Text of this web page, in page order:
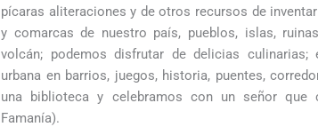
pícaras aliteraciones y de otros recursos de
y comarcas de nuestro país, pueblos, islas,
volcán; podemos disfrutar de delicias culinarias;
urbana en barrios, juegos, historia, puentes,
una biblioteca y celebramos con un señor que
Famanía).